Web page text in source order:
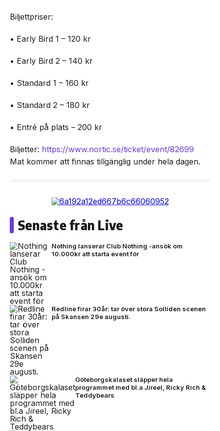
Biljettpriser:
• Early Bird 1 – 120 kr
• Early Bird 2 – 140 kr
• Standard 1 – 160 kr
• Standard 2 – 180 kr
• Entré på plats – 200 kr
Biljetter: https://www.nortic.se/ticket/event/82699
Mat kommer att finnas tillgänglig under hela dagen.
Senaste från Live
Nothing lanserar Club Nothing -ansök om
10.000kr att starta event för
Redline firar 30år: tar över stora Solliden scenen
på Skansen 29e augusti.
Göteborgskalaset släpper hela
programmet med bl.a Jireel, Ricky Rich &
Teddybears